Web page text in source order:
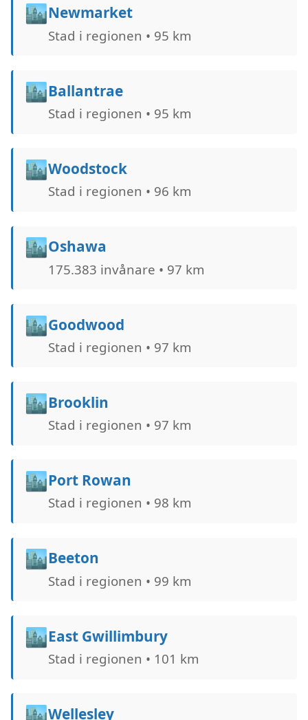
🏙️Newmarket
Stad i regionen • 95 km
🏙️Ballantrae
Stad i regionen • 95 km
🏙️Woodstock
Stad i regionen • 96 km
🏙️Oshawa
175.383 invånare • 97 km
🏙️Goodwood
Stad i regionen • 97 km
🏙️Brooklin
Stad i regionen • 97 km
🏙️Port Rowan
Stad i regionen • 98 km
🏙️Beeton
Stad i regionen • 99 km
🏙️East Gwillimbury
Stad i regionen • 101 km
🏙️Wellesley